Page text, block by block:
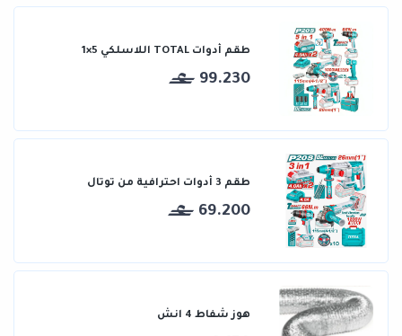
طقم أدوات TOTAL اللاسلكي 5×1
99.230
طقم 3 أدوات احترافية من توتال
69.200
هوز شفاط 4 انش